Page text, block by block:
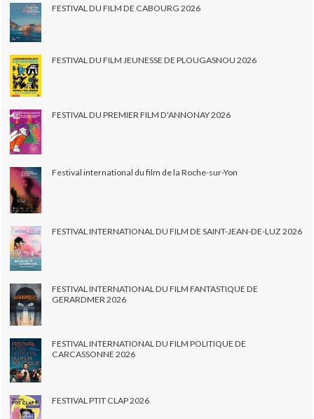
FESTIVAL DU FILM DE CABOURG 2026
FESTIVAL DU FILM JEUNESSE DE PLOUGASNOU 2026
FESTIVAL DU PREMIER FILM D'ANNONAY 2026
Festival international du film de la Roche-sur-Yon
FESTIVAL INTERNATIONAL DU FILM DE SAINT-JEAN-DE-LUZ 2026
FESTIVAL INTERNATIONAL DU FILM FANTASTIQUE DE
GERARDMER 2026
FESTIVAL INTERNATIONAL DU FILM POLITIQUE DE
CARCASSONNE 2026
FESTIVAL PTIT CLAP 2026